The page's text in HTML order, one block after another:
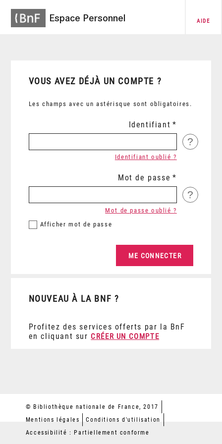
Espace Personnel AIDE
VOUS AVEZ DÉJÀ UN COMPTE ?
Les champs avec un astérisque sont obligatoires.
Identifiant
?
Identifiant oublié ?
Mot de passe
?
Afficher mot de passe
Mot de passe oublié ?
NOUVEAU À LA BNF ?
Profitez des services offerts par la BnF
en cliquant sur CRÉER UN COMPTE
© Bibliothèque nationale de France, 2017
Mentions légales
Conditions d'utilisation
Accessibilité : Partiellement conforme